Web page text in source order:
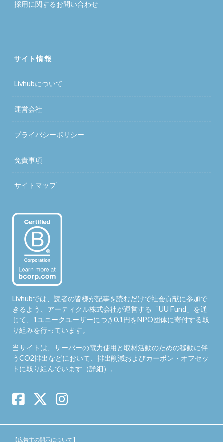
採用に関するお問い合わせ
サイト情報
Livhubについて
運営会社
プライバシーポリシー
免責事項
サイトマップ
Livhubでは、読者の皆様が記事を読むだけで社会貢献に参加で
きるよう、アーティクル株式会社が運営する「UU Fund 」を通
じて、1ユニークユーザーにつき0.1円をNPO団体に寄付する取
り組みを行っています。
当サイトは、サーバーの電力使用と取材活動のための移動に伴
うCO2排出などにおいて、排出削減およびカーボン・オフセッ
トに取り組んでいます（詳細）。
【広告主の開示について】